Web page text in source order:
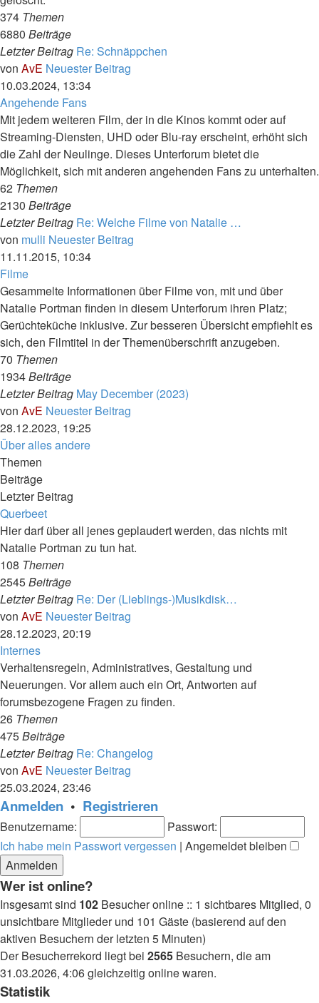
374 Themen
6880 Beiträge
Letzter Beitrag Re: Schnäppchen
von AvE Neuester Beitrag
10.03.2024, 13:34
Angehende Fans
Mit jedem weiteren Film, der in die Kinos kommt oder auf
Streaming-Diensten, UHD oder Blu-ray erscheint, erhöht sich
die Zahl der Neulinge. Dieses Unterforum bietet die
Möglichkeit, sich mit anderen angehenden Fans zu unterhalten.
62 Themen
2130 Beiträge
Letzter Beitrag Re: Welche Filme von Natalie …
von mulli Neuester Beitrag
11.11.2015, 10:34
Filme
Gesammelte Informationen über Filme von, mit und über
Natalie Portman finden in diesem Unterforum ihren Platz;
Gerüchteküche inklusive. Zur besseren Übersicht empfiehlt es
sich, den Filmtitel in der Themenüberschrift anzugeben.
70 Themen
1934Beiträge
Letzter Beitrag May December (2023)
von AvE Neuester Beitrag
28.12.2023, 19:25
Über alles andere
Themen
Beiträge
Letzter Beitrag
Querbeet
Hier darf über all jenes geplaudert werden, das nichts mit
Natalie Portman zu tun hat.
108 Themen
2545Beiträge
Letzter Beitrag Re: Der (Lieblings-)Musikdisk…
von AvE Neuester Beitrag
28.12.2023, 20:19
Internes
Verhaltensregeln, Administratives, Gestaltung und
Neuerungen. Vor allem auch ein Ort, Antworten auf
forumsbezogene Fragen zu finden.
26 Themen
475Beiträge
Letzter Beitrag Re: Changelog
von AvE Neuester Beitrag
25.03.2024, 23:46
Anmelden • Registrieren
Benutzername:
Passwort:
Ich habe mein Passwort vergessen | Angemeldet bleiben
Wer ist online?
Insgesamt sind 102 Besucher online :: 1 sichtbares Mitglied, 0
unsichtbare Mitglieder und 101 Gäste (basierend auf den
aktiven Besuchern der letzten 5 Minuten)
Der Besucherrekord liegt bei 2565 Besuchern, die am
31.03.2026, 4:06 gleichzeitig online waren.
Statistik